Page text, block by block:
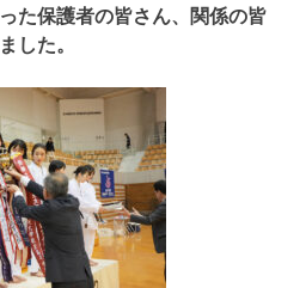
た保護者の皆さん、関係の皆
した。